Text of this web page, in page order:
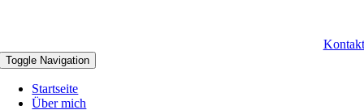
Kontakt
Toggle Navigation
Startseite
Über mich